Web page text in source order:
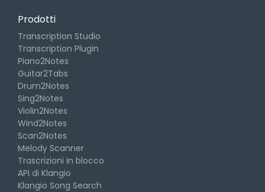
Prodotti
Transcription Studio
Transcription Plugin
Piano2Notes
Guitar2Tabs
Drum2Notes
Sing2Notes
Violin2Notes
Wind2Notes
Scan2Notes
Melody Scanner
Trascrizioni in blocco
API di Klangio
Klangio Song Search